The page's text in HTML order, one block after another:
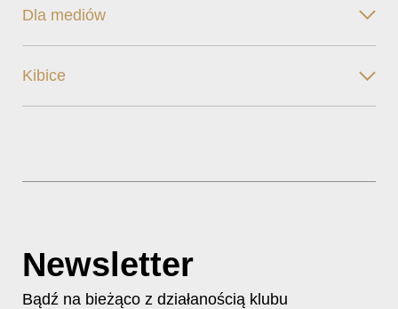
Dla mediów
Kibice
Newsletter
Bądź na bieżąco z działanością klubu